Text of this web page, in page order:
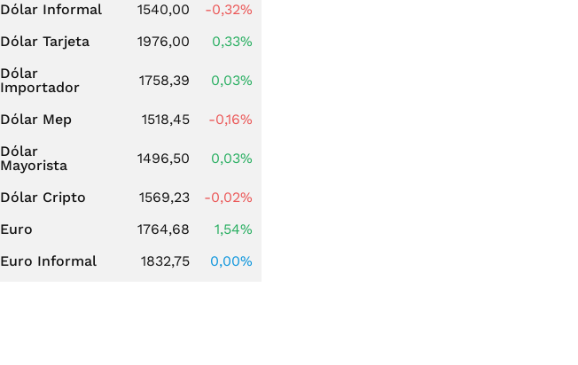
Dólar Informal
1540,00
-0,32%
Dólar Tarjeta
1976,00
0,33%
Dólar
Importador
1758,39 0,03%
Dólar Mep 1518,45
-0,16%
Dólar
Mayorista
1496,50 0,03%
Dólar Cripto 1569,23
-0,02%
Euro
1764,68
1,54%
Euro Informal
1832,75 0,00%